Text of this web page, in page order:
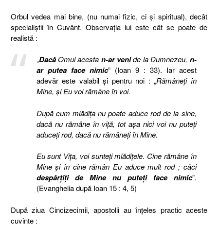
Orbul vedea mai bine, (nu numai fizic, ci şi spiritual), decât
specialiştii în Cuvânt. Observaţia lui este cât se poate de
realistă :
„DacăOmul acesta n-ar venide la Dumnezeu, n-
ar putea face nimic” (Ioan 9 : 33). Iar acest
adevăr este valabil şi pentru noi : „Rămâneţi în
Mine, şi Eu voi rămâne în voi.
După cum mlădiţa nu poate aduce rod de la sine,
dacă nu rămâne în viţă, tot aşa nici voi nu puteţi
aduceţi rod, dacă nu rămâneţi în Mine.
Eu sunt Viţa, voi sunteţi mlădiţele. Cine rămâne în
Mine şi în cine rămân Eu aduce mult rod ; căci
despărţiţi de Mine nu puteţi face nimic”.
(Evanghelia după Ioan 15 : 4, 5)
După ziua Cincizecimii, apostolii au înţeles practic aceste
cuvinte :